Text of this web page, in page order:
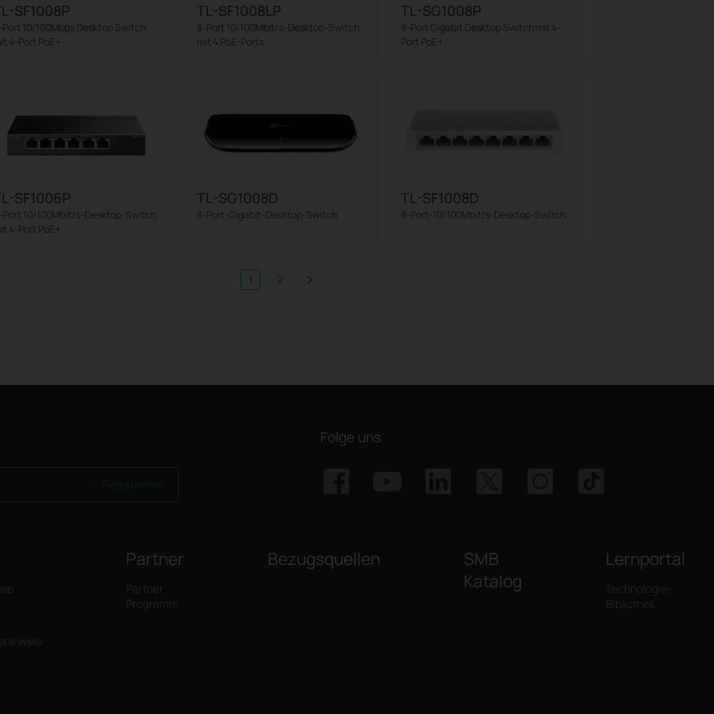
SF1008P
Port 10/100Mbps Desktop Switch
4-Port PoE+
TL-SF1008LP
8-Port 10/100Mbit/s-Desktop-Switch
mit 4 PoE-Ports
TL-SG1008P
8-Port Gigabit Desktop Switch mit 4-
Port PoE+
SF1006P
Port 10/100Mbit/s-Desktop-Switch
4-Port PoE+
TL-SG1008D
8-Port-Gigabit-Desktop-Switch
TL-SF1008D
8-Port-10/100Mbit/s-Desktop-Switch
1 2
Folge uns
Partner
Partner
Programm
Bezugsquellen
SMB
Katalog
Lernportal
Technologie-
Bibliothek